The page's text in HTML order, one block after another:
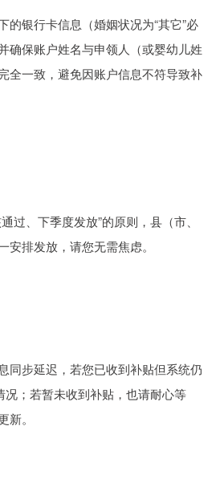
的银行卡信息（婚姻状况为“其它”必
确保账户姓名与申领人（或婴幼儿姓
全一致，避免因账户信息不符导致补
过、下季度发放”的原则，县（市、
排发放，请您无需焦虑。
同步延迟，若您已收到补贴但系统仍
况；若暂未收到补贴，也请耐心等
。